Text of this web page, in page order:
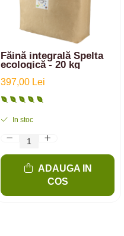
Făină integrală Spelta
ecologică - 20 kg
397,00 Lei
In stoc
ADAUGA IN
COS